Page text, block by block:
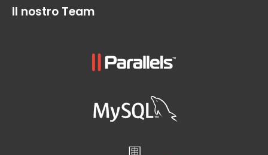
Il nostro Team